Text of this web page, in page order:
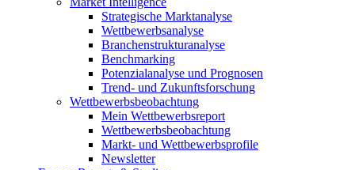
Strategische Marktanalyse
Wettbewerbsanalyse
Branchenstrukturanalyse
Benchmarking
Potenzialanalyse und Prognosen
Trend- und Zukunftsforschung
Wettbewerbs­beobachtung
Mein Wettbewerbsreport
Wettbewerbsbeobachtung
Markt- und Wettbewerbsprofile
Newsletter